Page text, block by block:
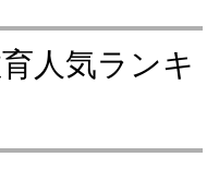
人気ランキ